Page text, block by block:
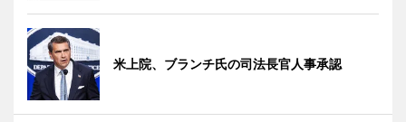
米上院、ブランチ氏の司法長官人事承認